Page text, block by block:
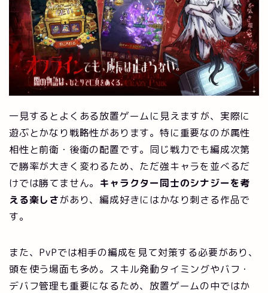
一見するとよくある放置ゲームに見えますが、実際に
遊ぶとかなり戦略性があります。特に重要なのが属性
相性と前衛・後衛の配置です。同じ戦力でも編成次第
で勝率が大きく変わるため、ただ強キャラを並べるだ
けでは勝てません。 キャラクター同士のシナジーを考
える楽しさがあり、編成好きにはかなり刺さる作品で
す。
また、PvPでは相手の編成を見て対策する必要があり、
頭を使う場面も多め。スキル発動タイミングやバフ・
デバフ管理も重要になるため、放置ゲームの中ではか